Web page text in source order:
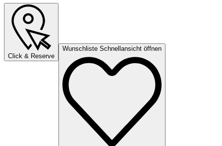
Click & Reserve
Wunschliste Schnellansicht öffnen